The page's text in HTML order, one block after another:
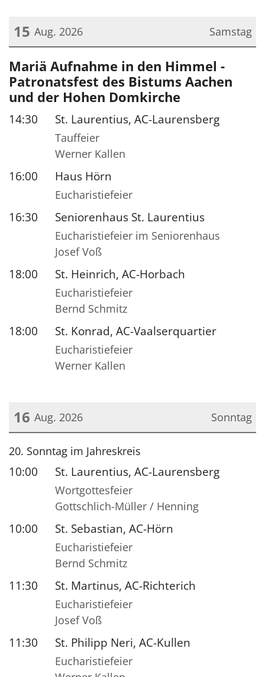
Samstag
15 Aug. 2026
Datum: 15. August 2026
Mariä Aufnahme in den Himmel -
Patronatsfest des Bistums Aachen
und der Hohen Domkirche
14:30 St. Laurentius, AC-Laurensberg
Tauffeier
Werner Kallen
16:00 Haus Hörn
Eucharistiefeier
16:30 Seniorenhaus St. Laurentius
Eucharistiefeier im Seniorenhaus
Josef Voß
18:00 St. Heinrich, AC-Horbach
Eucharistiefeier
Bernd Schmitz
18:00 St. Konrad, AC-Vaalserquartier
Eucharistiefeier
Werner Kallen
Sonntag
16 Aug. 2026
Datum: 16. August 2026
20. Sonntag im Jahreskreis
10:00 St. Laurentius, AC-Laurensberg
Wortgottesfeier
Gottschlich-Müller / Henning
10:00 St. Sebastian, AC-Hörn
Eucharistiefeier
Bernd Schmitz
11:30 St. Martinus, AC-Richterich
Eucharistiefeier
Josef Voß
11:30 St. Philipp Neri, AC-Kullen
Eucharistiefeier